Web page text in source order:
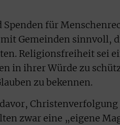
Spenden für
Gemeinden sinnvoll,
Religionsfreiheit sei
in ihrer Würde zu
zu bekennen.
Christenverfolgung
zwar eine „eigene